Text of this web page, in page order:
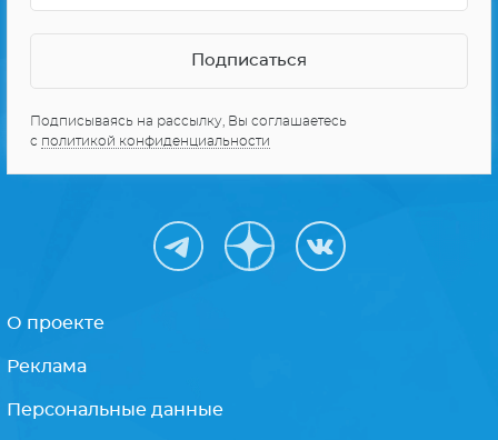
СЕРИАЛЫ ПРО КОСМОС
Получайте тольколучшее